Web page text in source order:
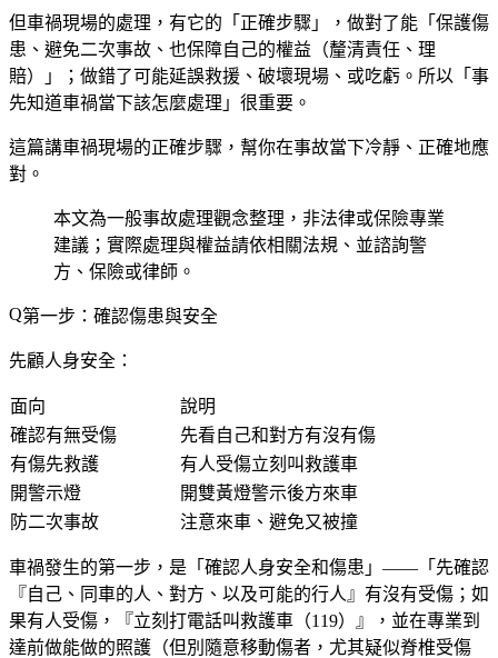
但車禍現場的處理，有它的「正確步驟」，做對了能「保護傷
患、避免二次事故、也保障自己的權益（釐清責任、理
賠）」；做錯了可能延誤救援、破壞現場、或吃虧。所以「事
先知道車禍當下該怎麼處理」很重要。
這篇講車禍現場的正確步驟，幫你在事故當下冷靜、正確地應
對。
本文為一般事故處理觀念整理，非法律或保險專業
建議；實際處理與權益請依相關法規、並諮詢警
方、保險或律師。
第一步：確認傷患與安全
先顧人身安全：
面向
說明
確認有無受傷
先看自己和對方有沒有傷
有傷先救護
有人受傷立刻叫救護車
開警示燈
開雙黃燈警示後方來車
防二次事故
注意來車、避免又被撞
車禍發生的第一步，是「確認人身安全和傷患」——「先確認
『自己、同車的人、對方、以及可能的行人』有沒有受傷；如
果有人受傷，『立刻打電話叫救護車（119）』，並在專業到
達前做能做的照護（但別隨意移動傷者，尤其疑似脊椎受傷